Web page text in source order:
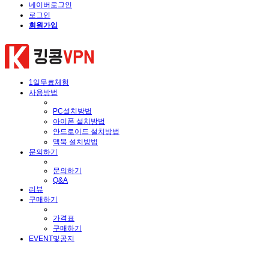
네이버로그인
로그인
회원가입
1일무료체험
사용방법
PC설치방법
아이폰 설치방법
안드로이드 설치방법
맥북 설치방법
문의하기
문의하기
Q&A
리뷰
구매하기
가격표
구매하기
EVENT및공지